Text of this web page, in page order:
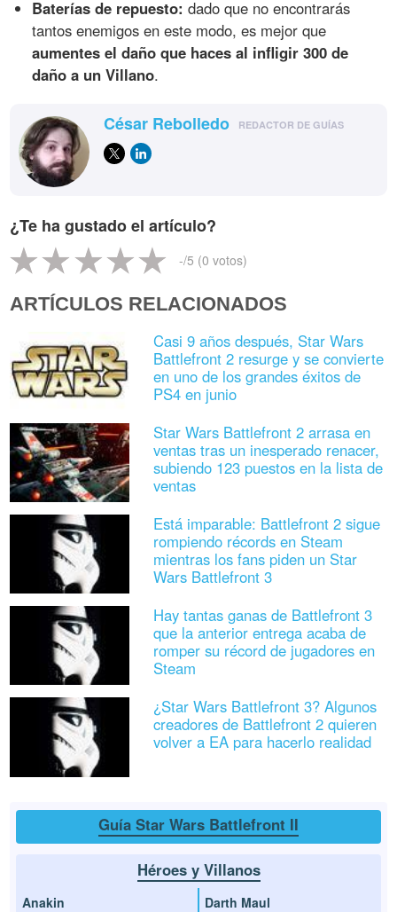
Baterías de repuesto: dado que no encontrarás
tantos enemigos en este modo, es mejor que
aumentes el daño que haces al infligir 300 de
daño a un Villano.
César Rebolledo REDACTOR DE GUÍAS
¿Te ha gustado el artículo?
-/5 (0 votos)
ARTÍCULOS RELACIONADOS
Casi 9 años después, Star Wars
Battlefront 2 resurge y se convierte
en uno de los grandes éxitos de
PS4 en junio
Star Wars Battlefront 2 arrasa en
ventas tras un inesperado renacer,
subiendo 123 puestos en la lista de
ventas
Está imparable: Battlefront 2 sigue
rompiendo récords en Steam
mientras los fans piden un Star
Wars Battlefront 3
Hay tantas ganas de Battlefront 3
que la anterior entrega acaba de
romper su récord de jugadores en
Steam
¿Star Wars Battlefront 3? Algunos
creadores de Battlefront 2 quieren
volver a EA para hacerlo realidad
Guía Star Wars Battlefront II
Héroes y Villanos
Anakin
Darth Maul